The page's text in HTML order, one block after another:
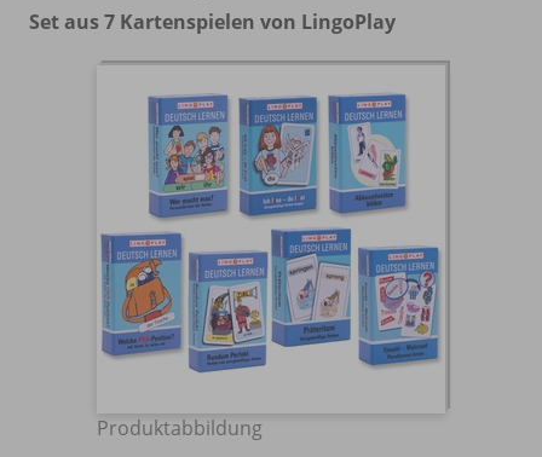
Set aus 7 Kartenspielen von LingoPlay
Produktabbildung